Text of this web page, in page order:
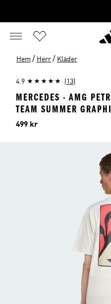
Hem / Herr / Kläder
4.9 (13)
MERCEDES - AMG
TEAM SUMMER
Pris
499 kr